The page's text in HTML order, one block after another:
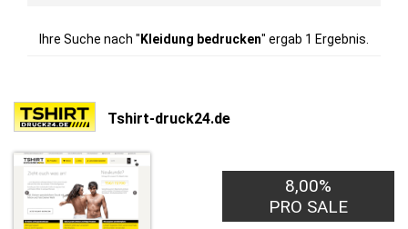
Ihre Suche nach " Kleidung bedrucken" ergab 1 Ergebnis.
Tshirt-druck24.de
8,00%
PRO SALE